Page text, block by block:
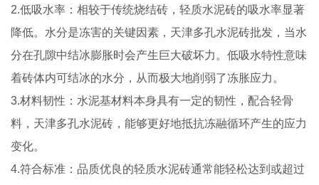
2.低吸水率：相较于传统烧结砖，轻质水泥砖的吸水率显著
降低。水分是冻害的关键因素，天津多孔水泥砖批发，当水
分在孔隙中结冰膨胀时会产生巨大破坏力。低吸水特性意味
着砖体内可结冰的水分，从而极大地削弱了冻胀应力。
3.材料韧性：水泥基材料本身具有一定的韧性，配合轻骨
料，天津多孔水泥砖，能够更好地抵抗冻融循环产生的应力
变化。
4.符合标准：品质优良的轻质水泥砖通常能轻松达到或超过